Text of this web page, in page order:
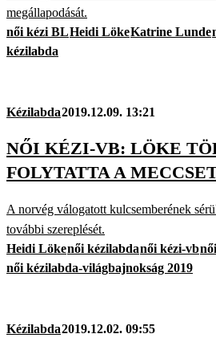
megállapodását.
női kézi BLHeidi LökeKatrine Lunde
kézilabda
Kézilabda2019.12.09. 13:21
NŐI KÉZI-VB: LÖKE
FOLYTATTA A
A norvég válogatott kulcsemberének
további szereplését.
Heidi Lökenői kézilabdanői kézi-vb
női kézilabda-világbajnokság 2019
Kézilabda2019.12.02. 09:55